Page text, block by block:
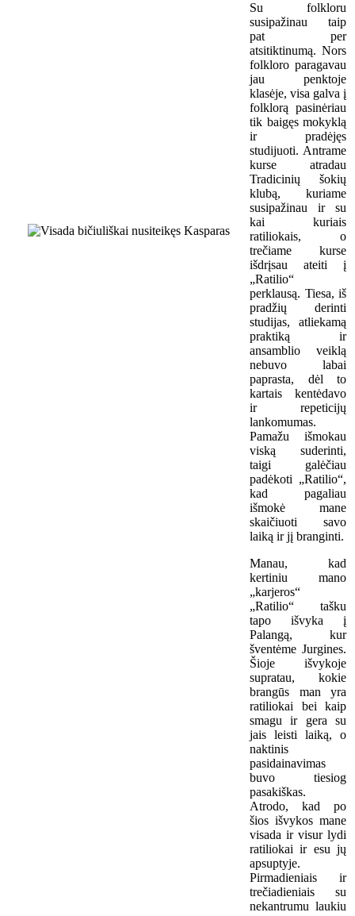
Su folkloru
susipažinau taip
pat per
atsitiktinumą. Nors
folkloro paragavau
jau penktoje
klasėje, visa galva į
folklorą pasinėriau
tik baigęs mokyklą
ir pradėjęs
studijuoti. Antrame
kurse atradau
Tradicinių šokių
klubą, kuriame
susipažinau ir su
kai kuriais
ratiliokais, o
trečiame kurse
išdrįsau ateiti į
„Ratilio“
perklausą. Tiesa, iš
pradžių derinti
studijas, atliekamą
praktiką ir
ansamblio veiklą
nebuvo labai
paprasta, dėl to
kartais kentėdavo
ir repeticijų
lankomumas.
Pamažu išmokau
viską suderinti,
taigi galėčiau
padėkoti „Ratilio“,
kad pagaliau
išmokė mane
skaičiuoti savo
laiką ir jį branginti.
Manau, kad
kertiniu mano
„karjeros“
„Ratilio“ tašku
tapo išvyka į
Palangą, kur
šventėme Jurgines.
Šioje išvykoje
supratau, kokie
brangūs man yra
ratiliokai bei kaip
smagu ir gera su
jais leisti laiką, o
naktinis
pasidainavimas
buvo tiesiog
pasakiškas.
Atrodo, kad po
šios išvykos mane
visada ir visur lydi
ratiliokai ir esu jų
apsuptyje.
Pirmadieniais ir
trečiadieniais su
nekantrumu laukiu